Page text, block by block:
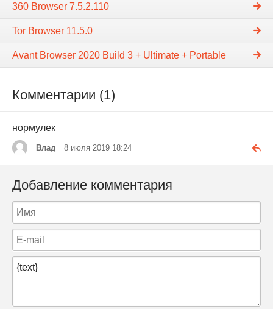
360 Browser 7.5.2.110
Tor Browser 11.5.0
Avant Browser 2020 Build 3 + Ultimate + Portable
Комментарии (1)
нормулек
Влад 8 июля 2019 18:24
Добавление комментария